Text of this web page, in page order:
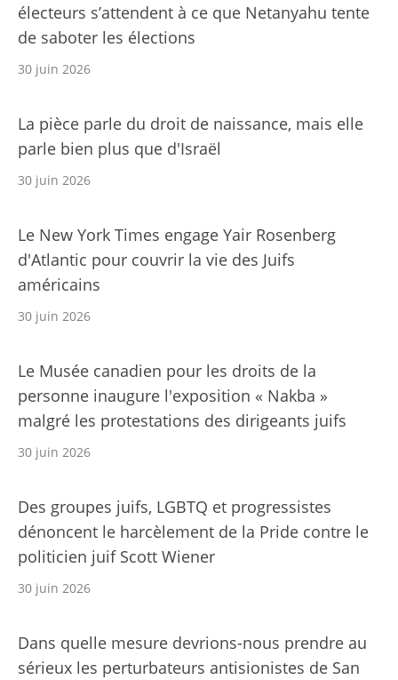
électeurs s’attendent à ce que Netanyahu tente
de saboter les élections
30 juin 2026
La pièce parle du droit de naissance, mais elle
parle bien plus que d'Israël
30 juin 2026
Le New York Times engage Yair Rosenberg
d'Atlantic pour couvrir la vie des Juifs
américains
30 juin 2026
Le Musée canadien pour les droits de la
personne inaugure l'exposition « Nakba »
malgré les protestations des dirigeants juifs
30 juin 2026
Des groupes juifs, LGBTQ et progressistes
dénoncent le harcèlement de la Pride contre le
politicien juif Scott Wiener
30 juin 2026
Dans quelle mesure devrions-nous prendre au
sérieux les perturbateurs antisionistes de San